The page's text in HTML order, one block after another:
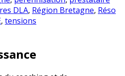
DLA, Région Bretagne, Réso
, tensions